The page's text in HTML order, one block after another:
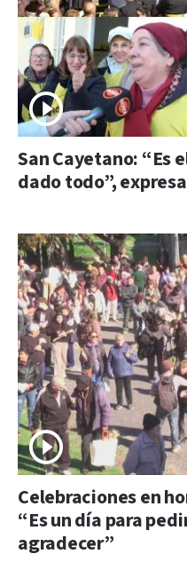
San Cayetano: “Es
dado todo”,
Celebraciones en
“Es un día para
agradecer”